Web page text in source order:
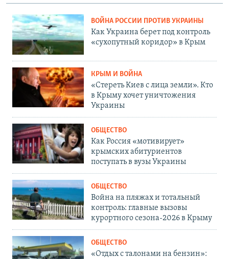
ВОЙНА РОССИИ ПРОТИВ УКРАИНЫ
Как Украина берет под контроль
«сухопутный коридор» в Крым
КРЫМ И ВОЙНА
«Стереть Киев с лица земли». Кто
в Крыму хочет уничтожения
Украины
ОБЩЕСТВО
Как Россия «мотивирует»
крымских абитуриентов
поступать в вузы Украины
ОБЩЕСТВО
Война на пляжах и тотальный
контроль: главные вызовы
курортного сезона-2026 в Крыму
ОБЩЕСТВО
«Отдых с талонами на бензин»: